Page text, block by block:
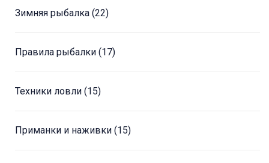
Зимняя рыбалка (22)
Правила рыбалки (17)
Техники ловли (15)
Приманки и наживки (15)